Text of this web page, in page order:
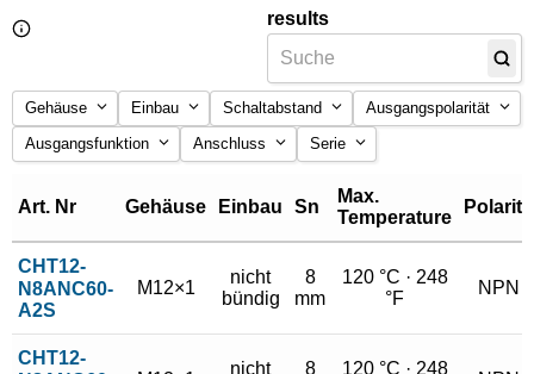
results
Gehäuse
M12×1
M8×1
Einbau
bündig
Schaltabstand
30 mm
4 mm
Ausgangspolarität
Ausgangsfunktion Anschluss Serie
standard
Art. Nr Gehäuse Einbau Sn
Max.
Temperature
Polarity
CHT12-
N8ANC60-
A2S
M12×1
nicht
bündig
8
mm
120 °C · 248
°F
NPN
CHT12-
nicht
8
120 °C · 248